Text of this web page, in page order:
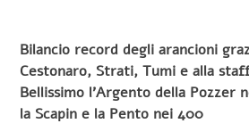
Bilancio record degli arancioni
Cestonaro, Strati, Tumi e alla
Bellissimo l’Argento della Pozzer
la Scapin e la Pento nei 400